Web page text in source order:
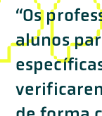
“Os
alunos